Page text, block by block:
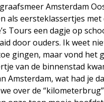
Amsterdam
als eersteklassertjes met
Tours een dagje op
door ouders. Ik weet
gingen, maar vond het
van de binnenstad
Amsterdam, wat had je
over de